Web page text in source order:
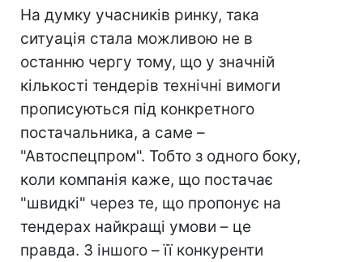
На думку учасників ринку, така
ситуація стала можливою не в
останню чергу тому, що у значній
кількості тендерів технічні вимоги
прописуються під конкретного
постачальника, а саме –
"Автоспецпром". Тобто з одного боку,
коли компанія каже, що постачає
"швидкі" через те, що пропонує на
тендерах найкращі умови – це
правда. З іншого – її конкуренти